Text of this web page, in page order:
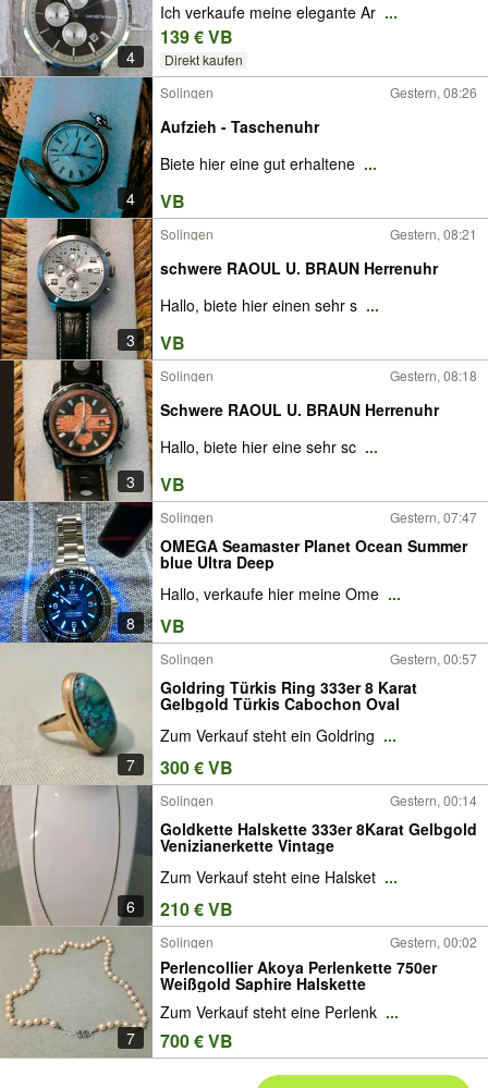
4
Ich verkaufe meine elegante Ar ...
139 € VB
Direkt kaufen
4
Solingen Gestern, 08:26
Aufzieh - Taschenuhr
Biete hier eine gut erhaltene ...
VB
3
Solingen Gestern, 08:21
schwere RAOUL U. BRAUN Herrenuhr
Hallo, biete hier einen sehr s ...
VB
3
Solingen Gestern, 08:18
Schwere RAOUL U. BRAUN Herrenuhr
Hallo, biete hier eine sehr sc ...
VB
8
Solingen Gestern, 07:47
OMEGA Seamaster Planet Ocean Summer
blue Ultra Deep
Hallo, verkaufe hier meine Ome ...
VB
7
Solingen Gestern, 00:57
Goldring Türkis Ring 333er 8 Karat
Gelbgold Türkis Cabochon Oval
Zum Verkauf steht ein Goldring ...
300 € VB
6
Solingen Gestern, 00:14
Goldkette Halskette 333er 8Karat Gelbgold
Venizianerkette Vintage
Zum Verkauf steht eine Halsket ...
210 € VB
7
Solingen Gestern, 00:02
Perlencollier Akoya Perlenkette 750er
Weißgold Saphire Halskette
Zum Verkauf steht eine Perlenk ...
700 € VB